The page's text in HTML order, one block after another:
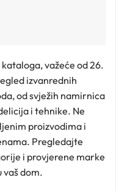
važeće od 26.
izvanrednih
od svježih namirnica
i tehnike. Ne
proizvodima i
Pregledajte
i provjerene marke
vaš dom.